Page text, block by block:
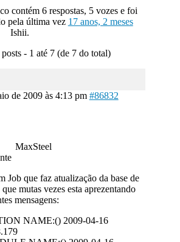
contém 6 respostas, 5 vozes e foi
pela última vez 17 anos, 2 meses
Ishii.
- 1 até 7 (de 7 do total)
de 2009 às 4:13 pm #86832
MaxSteel
Job que faz atualização da base de
mutas vezes esta aprezentando
mensagens:
NAME:() 2009-04-16